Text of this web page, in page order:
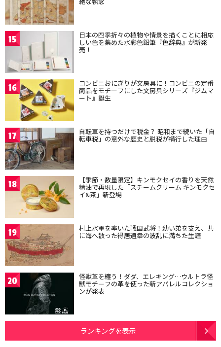
15 日本の四季折々の植物や情景を描くことに相応
しい色を集めた水彩色鉛筆『色辞典』が新発
売！
16 コンビニおにぎりが文房具に！コンビニの定番
商品をモチーフにした文房具シリーズ『ジムマ
ート』誕生
17 自転車を持つだけで税金？ 昭和まで続いた「自
転車税」の意外な歴史と脱税が横行した理由
18 【季節・数量限定】キンモクセイの香りを天然
精油で再現した「スチームクリーム キンモクセ
イ&茶」新登場
19 村上水軍を率いた戦国武将！幼い弟を支え、共
に海へ散った得居通幸の波乱に満ちた生涯
20 怪獣革を纏う！ダダ、エレキング…ウルトラ怪
獣モチーフの革を使った新アパレルコレクショ
ンが発表
ランキングを表示